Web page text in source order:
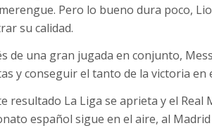
Pero lo bueno dura poco,
su calidad.
de una gran jugada en conjunto,
y conseguir el tanto de la victoria
resultado La Liga se aprieta y el
español sigue en el aire, al